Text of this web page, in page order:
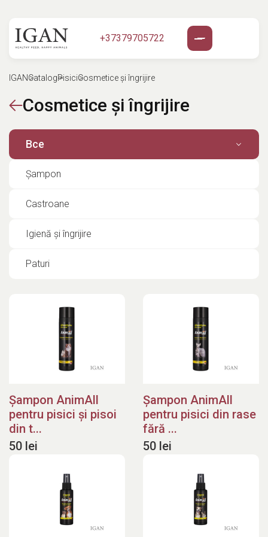
+37379705722
IGANCatalogPisiciCosmetice și îngrijire
Cosmetice și îngrijire
Все
Șampon
Castroane
Igienă și îngrijire
Paturi
Șampon AnimAll
pentru pisici și pisoi
din t...
50 lei
Șampon AnimAll
pentru pisici din rase
fără ...
50 lei